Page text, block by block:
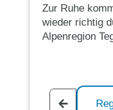
Zur Ruhe
wieder richtig
Alpenregion